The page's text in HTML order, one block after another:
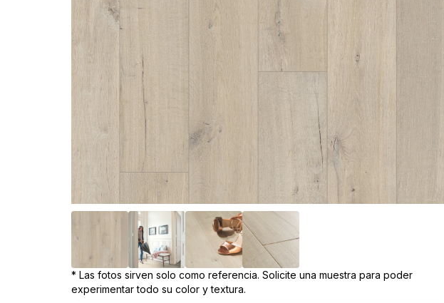
* Las fotos sirven solo como referencia. Solicite una muestra para poder
experimentar todo su color y textura.